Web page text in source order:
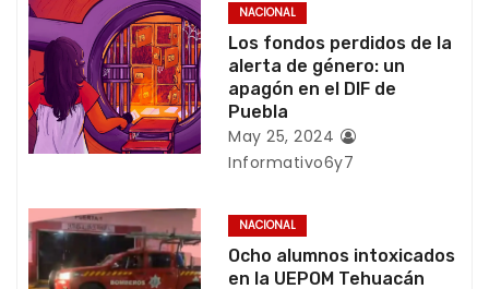
c
i
ó
n
d
e
NACIONAL
Los fondos perdidos de la
alerta de género: un
apagón en el DIF de
Puebla
May 25, 2024
Informativo6y7
NACIONAL
Ocho alumnos intoxicados
en la UEPOM Tehuacán